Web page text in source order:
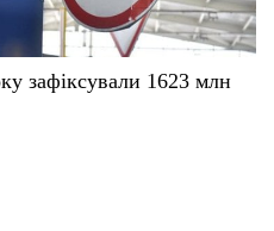
зафіксували 1623 млн